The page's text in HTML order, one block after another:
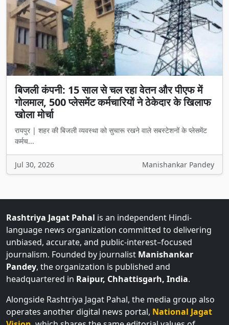
बिजली कंपनी: 15 साल से चल रहा वेतन और पीएफ में
गोलमाल, 500 प्लेसमेंट कर्मचारियों ने ठेकेदार के खिलाफ
खोला मोर्चा
रायपुर | शहर की बिजली व्यवस्था को सुचारू रखने वाले सबस्टेशनों के प्लेसमेंट
कर्मच...
Jul 30, 2026 Manishankar Pandey
Rashtriya Jagat Pahal is an independent Hindi-
language news organization committed to delivering
unbiased, accurate, and public-interest–focused
journalism. Founded by journalist Manishankar
Pandey, the organization is published and
headquartered in Raipur, Chhattisgarh, India.
Alongside Rashtriya Jagat Pahal, the media group also
operates another digital news portal, National Jagat